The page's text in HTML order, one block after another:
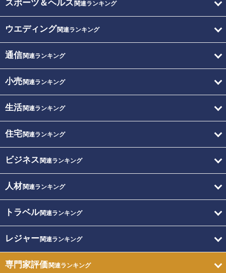
スポーツ＆ヘルス 関連ランキング
ウエディング関連ランキング
通信関連ランキング
小売関連ランキング
生活関連ランキング
住宅関連ランキング
ビジネス 関連ランキング
人材関連ランキング
トラベル関連ランキング
レジャー関連ランキング
専門家評価関連ランキング